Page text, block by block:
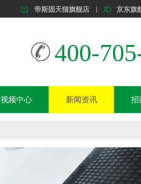
帝斯固天猫旗舰店 京东旗
400-
视频中心 新闻资讯 招